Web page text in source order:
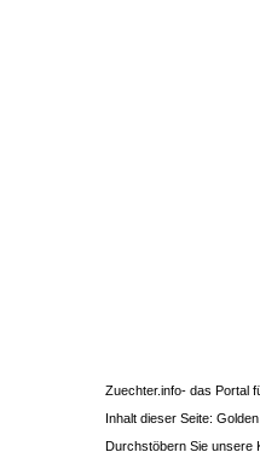
Zuechter.info- das Portal
Inhalt dieser Seite:
Durchstöbern Sie unsere